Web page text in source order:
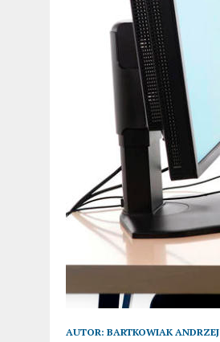
AUTOR: BARTKOWIAK ANDRZEJ